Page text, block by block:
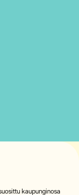
kaupunginosa